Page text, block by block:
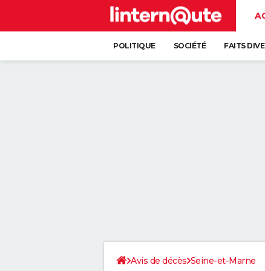
POLITIQUE SOCIÉTÉ FAITS
Avis de décès Seine-et-Marne